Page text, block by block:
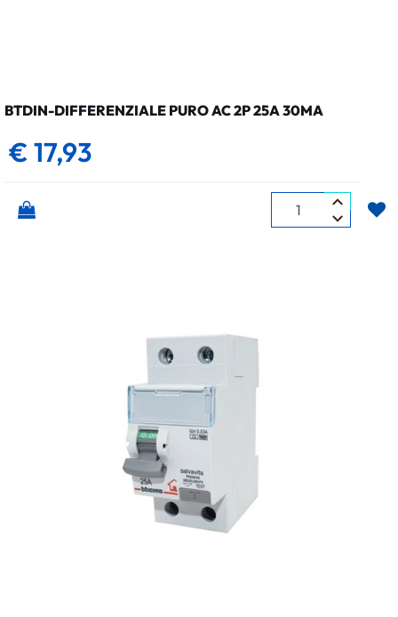
BTDIN-DIFFERENZIALE PURO AC 2P 25A 30MA
€ 17,93
Quantità